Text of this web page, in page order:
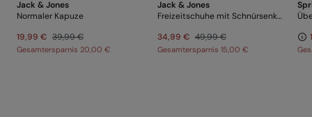
Jack & Jones
Normaler Kapuze
19,99 € 39,99 €
Gesamtersparnis 20,00 €
Jack & Jones
Freizeitschuhe mit Schnürsenkeln
34,99 € 49,99 €
Gesamtersparnis 15,00 €